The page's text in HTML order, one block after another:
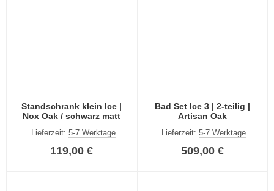
Standschrank klein Ice |
Nox Oak / schwarz matt
Lieferzeit: 5-7 Werktage
119,00 €
Bad Set Ice 3 | 2-teilig |
Artisan Oak
Lieferzeit:5-7 Werktage
509,00 €